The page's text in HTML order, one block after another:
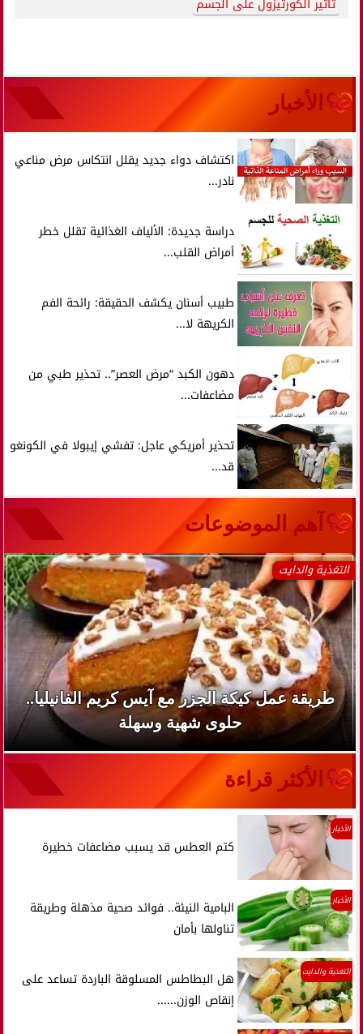
الأخبار
اكتشاف دواء جديد يقلل انتكاس مرض مناعي
نادر...
دراسة جديدة: الألياف الغذائية تقلل خطر
أمراض القلب...
طبيب أسنان يكشف الحقيقة: رائحة الفم
الكريهة لا...
دهون الكبد “مرض العصر”.. تحذير طبي من
مضاعفات...
تحذير أمريكي عاجل: تفشي إيبولا في الكونغو
قد...
آهم الموضوعات
التغذية والدايت
طريقة عمل كيكة الجزر مع آيس كريم الفانيليا..
حلوى شهية وسهلة
الأكثر قراءة
الأخبار
كتم العطس قد يسبب مضاعفات خطيرة
الأخبار
البامية النيئة.. فوائد صحية مذهلة وطريقة
تناولها بأمان
التغذية والدايت
هل البطاطس المسلوقة الباردة تساعد على
إنقاص الوزن......